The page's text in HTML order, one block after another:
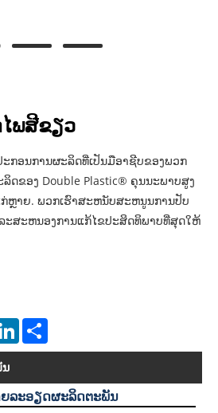
ພສີຂຽວ
ກອນການຜະລິດທີ່ເປັນມືອາຊີບຂອງພວກ
ລິດຂອງ Double Plastic® ຄຸນນະພາບສູງ
ກ່ຫຼາຍ. ພວກເຮົາສະຫນັບສະຫນູນການປັບ
ະສະຫນອງການແກ້ໄຂປະສິດທິພາບທີ່ສຸດໃຫ້
LinkedIn
ຍລະອຽດຜະລິດຕະພັນ